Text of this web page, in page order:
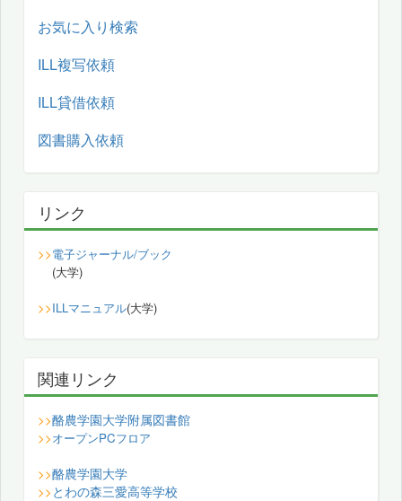
お気に入り検索
ILL複写依頼
ILL貸借依頼
図書購入依頼
リンク
>>電子ジャーナル/ブック
(大学)
>>ILLマニュアル(大学)
関連リンク
>>酪農学園大学附属図書館
>>オープンPCフロア
>>酪農学園大学
>> とわの森三愛高等学校